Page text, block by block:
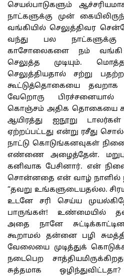
செயல்பாடுகளும்
நாட்களுக்கு முன்
வங்கியில் செலுத்திவர
வந்து பல நாட்களுக்கு
காசோலைகளை நம் வங்கி
செலுத்த முடியும்.
செலுத்தியதால் சற்று
கூட்டுத்தொகையை தவறாக
வேறொரு
கொஞ்சம் அதிக தொகையை
ஆயிரத்து ஐநூறு
ஏற்றப்பட்டது என்று ரசீது
நாட்டு கொடுங்கனவுகள்
எண்ணை அழைத்தேன்.
கனிவாக பேசினார். என்
சொன்னதை என் வாழ் நாளில்
“தவறு உங்களுடையதல்ல.
உடனே சரி செய்ய
பாருங்கள்! உண்மையில்
அதை நானே
கூறாமல் தன்னை பழி
வேலையை முடித்துக்
நடைபெற
சுத்தமாக